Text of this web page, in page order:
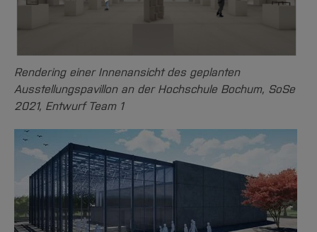
Rendering einer Innenansicht des geplanten
Ausstellungspavillon an der Hochschule Bochum, SoSe
2021, Entwurf Team 1